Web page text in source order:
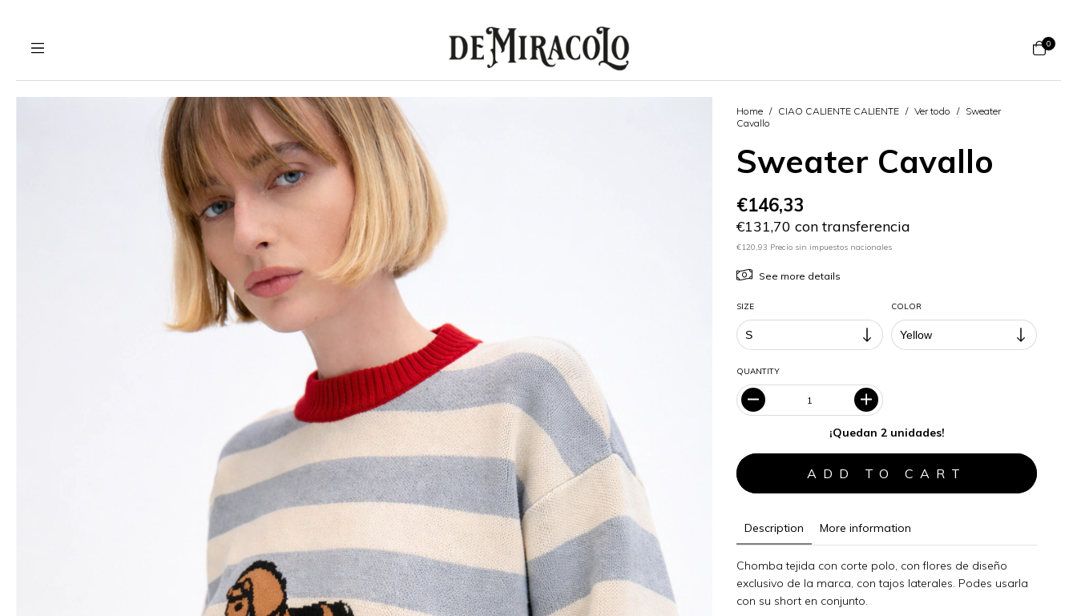
0
Home / CIAO CALIENTE CALIENTE / Ver todo / Sweater
Cavallo
Sweater Cavallo
€146,33
€131,70 con transferencia
€120,93 Precio sin impuestos nacionales
See more details
SIZE COLOR
QUANTITY
¡Quedan 2 unidades!
Description More information
Chomba tejida con corte polo, con flores de diseño
exclusivo de la marca, con tajos laterales. Podes usarla
con su short en conjunto.